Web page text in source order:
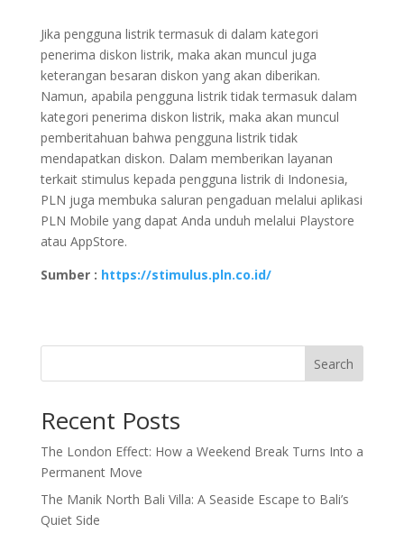
Jika pengguna listrik termasuk di dalam kategori
penerima diskon listrik, maka akan muncul juga
keterangan besaran diskon yang akan diberikan.
Namun, apabila pengguna listrik tidak termasuk dalam
kategori penerima diskon listrik, maka akan muncul
pemberitahuan bahwa pengguna listrik tidak
mendapatkan diskon. Dalam memberikan layanan
terkait stimulus kepada pengguna listrik di Indonesia,
PLN juga membuka saluran pengaduan melalui aplikasi
PLN Mobile yang dapat Anda unduh melalui Playstore
atau AppStore.
Sumber : https://stimulus.pln.co.id/
Search
Recent Posts
The London Effect: How a Weekend Break Turns Into a
Permanent Move
The Manik North Bali Villa: A Seaside Escape to Bali’s
Quiet Side